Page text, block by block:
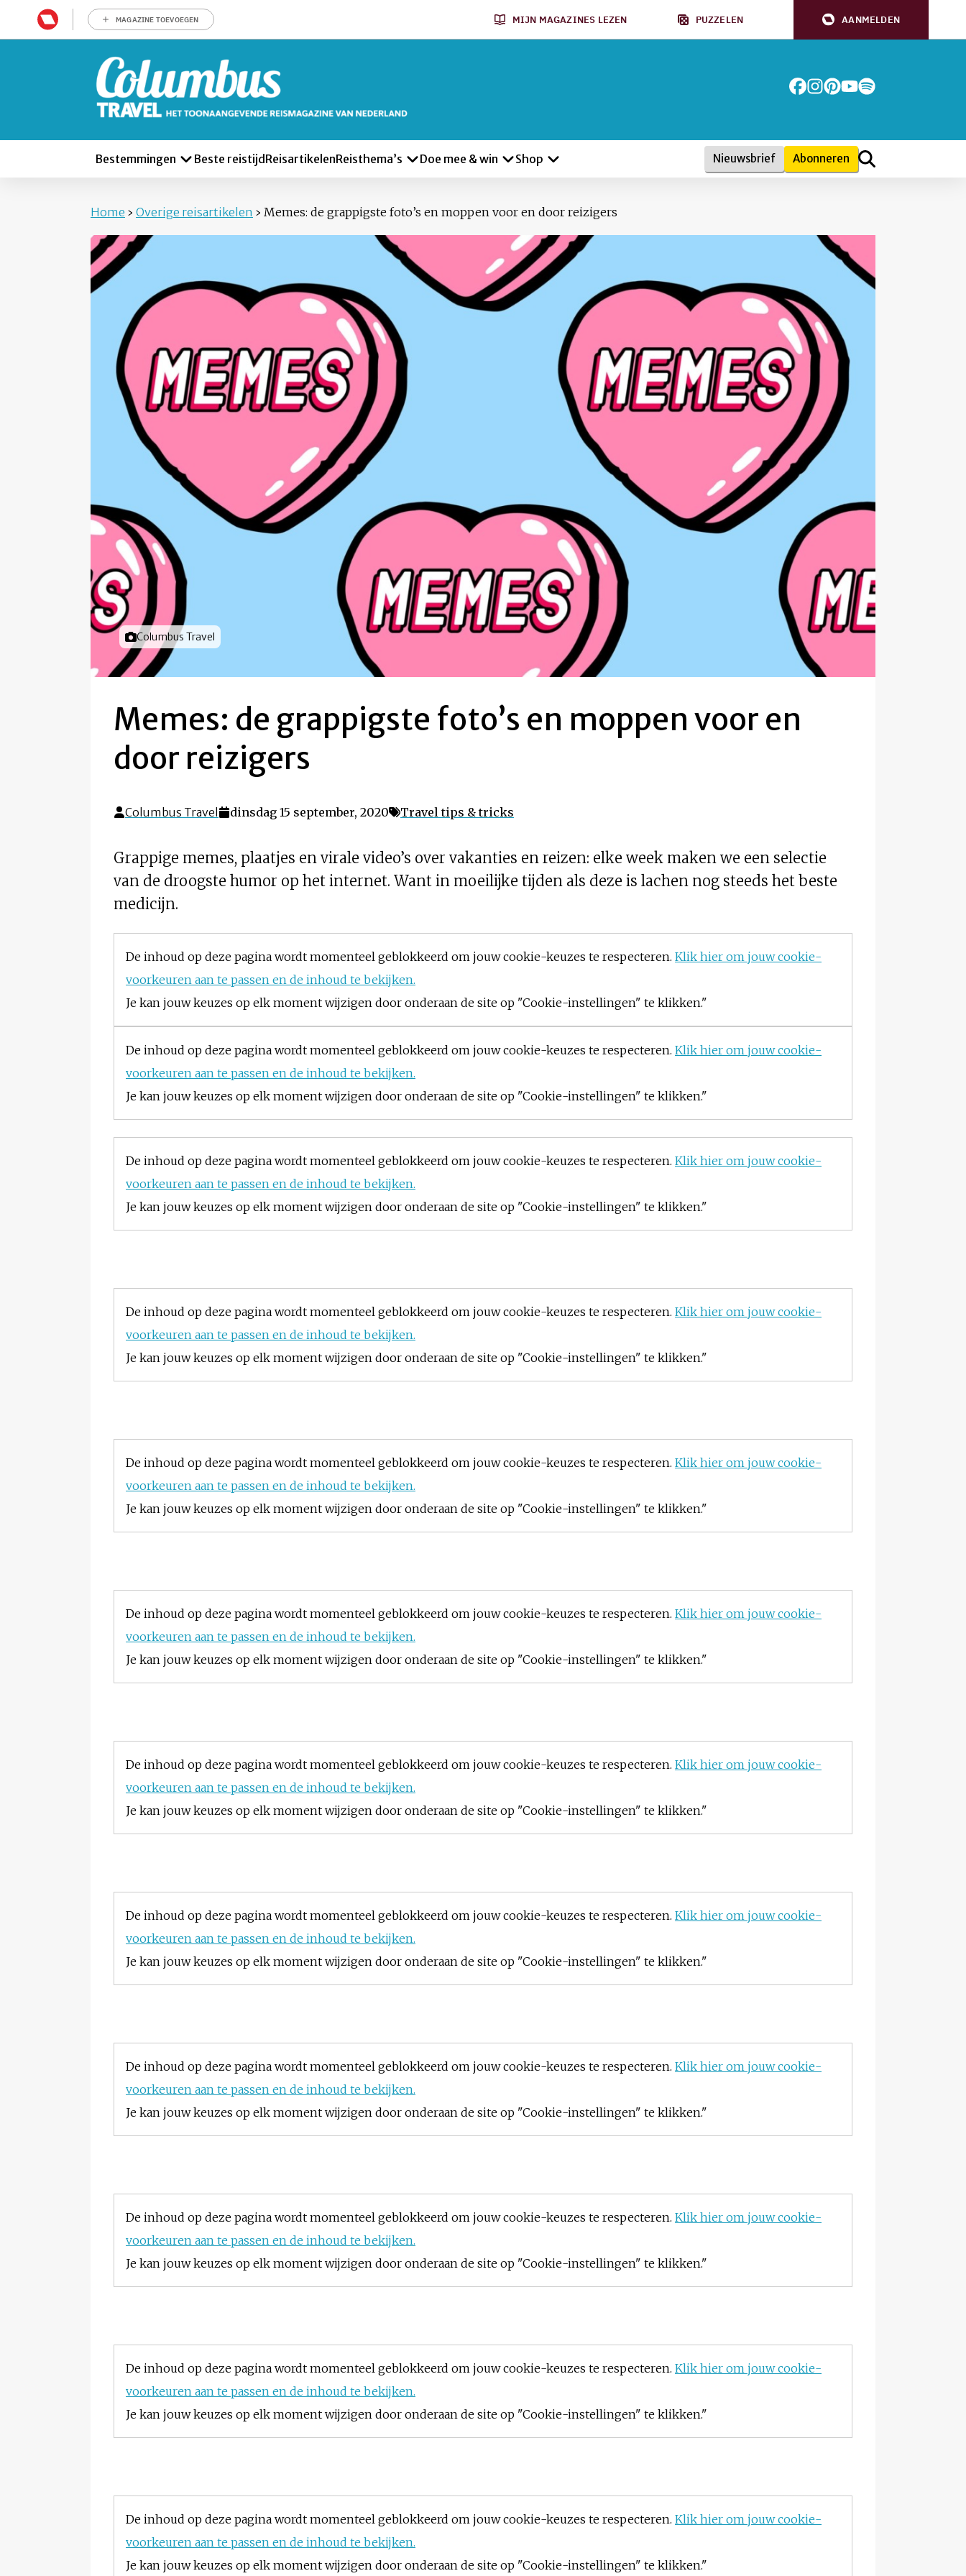
MAGAZINE TOEVOEGEN MIJN MAGAZINES LEZEN PUZZELEN AANMELDEN
Bestemmingen Beste reistijd ReisartikelenReisthema’s Doe mee & win Shop Nieuwsbrief Abonneren
Home › Overige reisartikelen › Memes: de grappigste foto’s en moppen voor en door reizigers
Foto door
Columbus Travel
Memes: de grappigste foto’s en moppen voor en
door reizigers
Columbus Travel dinsdag 15 september, 2020 Travel tips & tricks
Grappige memes, plaatjes en virale video’s over vakanties en reizen: elke week maken we een selectie
van de droogste humor op het internet. Want in moeilijke tijden als deze is lachen nog steeds het beste
medicijn.
De inhoud op deze pagina wordt momenteel geblokkeerd om jouw cookie-keuzes te respecteren. Klik hier om jouw cookie-
voorkeuren aan te passen en de inhoud te bekijken.
Je kan jouw keuzes op elk moment wijzigen door onderaan de site op "Cookie-instellingen" te klikken."
De inhoud op deze pagina wordt momenteel geblokkeerd om jouw cookie-keuzes te respecteren. Klik hier om jouw cookie-
voorkeuren aan te passen en de inhoud te bekijken.
Je kan jouw keuzes op elk moment wijzigen door onderaan de site op "Cookie-instellingen" te klikken."
De inhoud op deze pagina wordt momenteel geblokkeerd om jouw cookie-keuzes te respecteren. Klik hier om jouw cookie-
voorkeuren aan te passen en de inhoud te bekijken.
Je kan jouw keuzes op elk moment wijzigen door onderaan de site op "Cookie-instellingen" te klikken."
De inhoud op deze pagina wordt momenteel geblokkeerd om jouw cookie-keuzes te respecteren. Klik hier om jouw cookie-
voorkeuren aan te passen en de inhoud te bekijken.
Je kan jouw keuzes op elk moment wijzigen door onderaan de site op "Cookie-instellingen" te klikken."
De inhoud op deze pagina wordt momenteel geblokkeerd om jouw cookie-keuzes te respecteren. Klik hier om jouw cookie-
voorkeuren aan te passen en de inhoud te bekijken.
Je kan jouw keuzes op elk moment wijzigen door onderaan de site op "Cookie-instellingen" te klikken."
De inhoud op deze pagina wordt momenteel geblokkeerd om jouw cookie-keuzes te respecteren. Klik hier om jouw cookie-
voorkeuren aan te passen en de inhoud te bekijken.
Je kan jouw keuzes op elk moment wijzigen door onderaan de site op "Cookie-instellingen" te klikken."
De inhoud op deze pagina wordt momenteel geblokkeerd om jouw cookie-keuzes te respecteren. Klik hier om jouw cookie-
voorkeuren aan te passen en de inhoud te bekijken.
Je kan jouw keuzes op elk moment wijzigen door onderaan de site op "Cookie-instellingen" te klikken."
De inhoud op deze pagina wordt momenteel geblokkeerd om jouw cookie-keuzes te respecteren. Klik hier om jouw cookie-
voorkeuren aan te passen en de inhoud te bekijken.
Je kan jouw keuzes op elk moment wijzigen door onderaan de site op "Cookie-instellingen" te klikken."
De inhoud op deze pagina wordt momenteel geblokkeerd om jouw cookie-keuzes te respecteren. Klik hier om jouw cookie-
voorkeuren aan te passen en de inhoud te bekijken.
Je kan jouw keuzes op elk moment wijzigen door onderaan de site op "Cookie-instellingen" te klikken."
De inhoud op deze pagina wordt momenteel geblokkeerd om jouw cookie-keuzes te respecteren. Klik hier om jouw cookie-
voorkeuren aan te passen en de inhoud te bekijken.
Je kan jouw keuzes op elk moment wijzigen door onderaan de site op "Cookie-instellingen" te klikken."
De inhoud op deze pagina wordt momenteel geblokkeerd om jouw cookie-keuzes te respecteren. Klik hier om jouw cookie-
voorkeuren aan te passen en de inhoud te bekijken.
Je kan jouw keuzes op elk moment wijzigen door onderaan de site op "Cookie-instellingen" te klikken."
De inhoud op deze pagina wordt momenteel geblokkeerd om jouw cookie-keuzes te respecteren. Klik hier om jouw cookie-
voorkeuren aan te passen en de inhoud te bekijken.
Je kan jouw keuzes op elk moment wijzigen door onderaan de site op "Cookie-instellingen" te klikken."